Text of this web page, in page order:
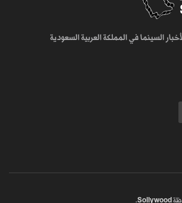
السينما في المملكة العربية السعودية
Sollywood
.